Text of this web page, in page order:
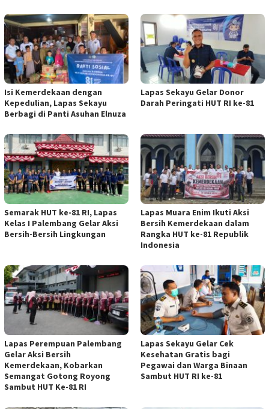
Isi Kemerdekaan dengan
Kepedulian, Lapas Sekayu
Berbagi di Panti Asuhan Elnuza
Lapas Sekayu Gelar Donor
Darah Peringati HUT RI ke-81
Semarak HUT ke-81 RI, Lapas
Kelas I Palembang Gelar Aksi
Bersih-Bersih Lingkungan
Lapas Muara Enim Ikuti Aksi
Bersih Kemerdekaan dalam
Rangka HUT ke-81 Republik
Indonesia
Lapas Perempuan Palembang
Gelar Aksi Bersih
Kemerdekaan, Kobarkan
Semangat Gotong Royong
Sambut HUT Ke-81 RI
Lapas Sekayu Gelar Cek
Kesehatan Gratis bagi
Pegawai dan Warga Binaan
Sambut HUT RI ke-81